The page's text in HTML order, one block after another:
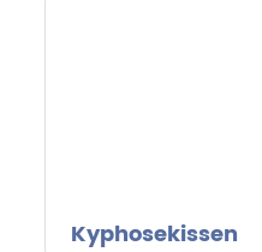
Kyphosekissen